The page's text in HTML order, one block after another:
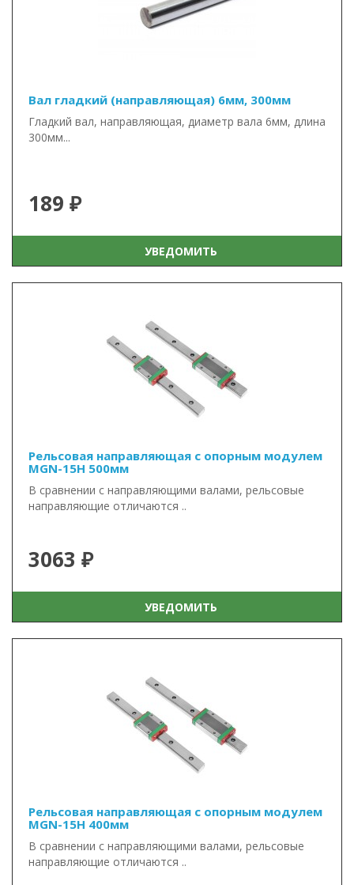
Вал гладкий (направляющая) 6мм, 300мм
Гладкий вал, направляющая, диаметр вала 6мм, длина
300мм...
189 ₽
УВЕДОМИТЬ
Рельсовая направляющая с опорным модулем
MGN-15H 500мм
В сравнении с направляющими валами, рельсовые
направляющие отличаются ..
3063 ₽
УВЕДОМИТЬ
Рельсовая направляющая с опорным модулем
MGN-15H 400мм
В сравнении с направляющими валами, рельсовые
направляющие отличаются ..